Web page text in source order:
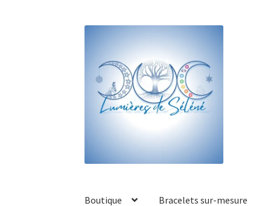
Boutique Bracelets sur-mesure